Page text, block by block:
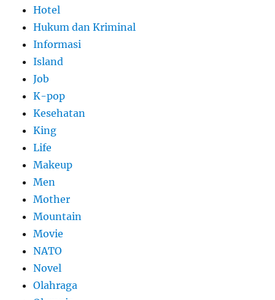
Hotel
Hukum dan Kriminal
Informasi
Island
Job
K-pop
Kesehatan
King
Life
Makeup
Men
Mother
Mountain
Movie
NATO
Novel
Olahraga